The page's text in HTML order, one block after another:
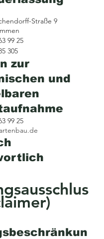
Straße 9
99 25
305
zur
und
99 25